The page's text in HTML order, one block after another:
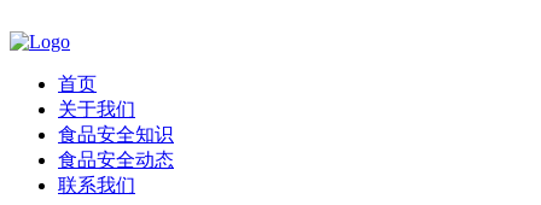
首页
关于我们
食品安全知识
食品安全动态
联系我们